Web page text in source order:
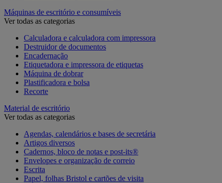
Máquinas de escritório e consumíveis
Ver todas as categorias
Calculadora e calculadora com impressora
Destruidor de documentos
Encadernação
Etiquetadora e impressora de etiquetas
Máquina de dobrar
Plastificadora e bolsa
Recorte
Material de escritório
Ver todas as categorias
Agendas, calendários e bases de secretária
Artigos diversos
Cadernos, bloco de notas e post-its®
Envelopes e organização de correio
Escrita
Papel, folhas Bristol e cartões de visita